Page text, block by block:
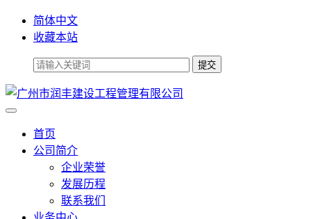
简体中文
收藏本站
首页
公司简介
企业荣誉
发展历程
联系我们